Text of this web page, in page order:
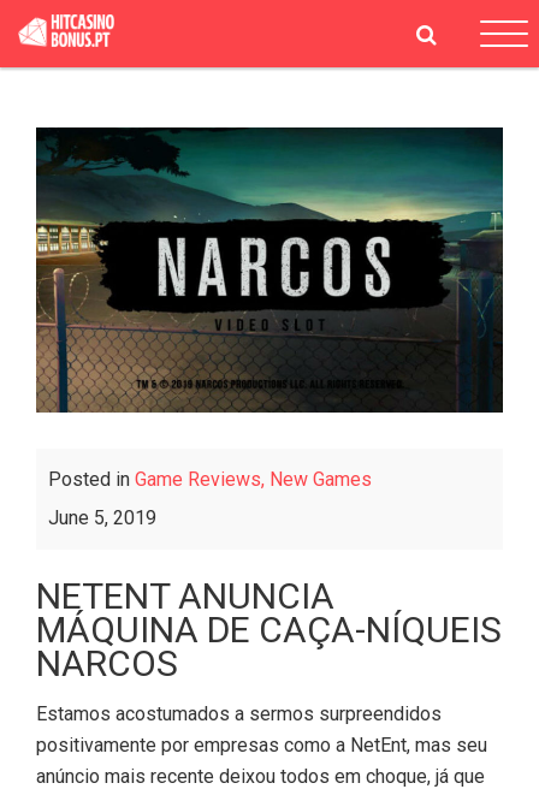
Posted in Game Reviews, New Games
June 5, 2019
NETENT ANUNCIA
MÁQUINA DE CAÇA-NÍQUEIS
NARCOS
Estamos acostumados a sermos surpreendidos
positivamente por empresas como a NetEnt, mas seu
anúncio mais recente deixou todos em choque, já que